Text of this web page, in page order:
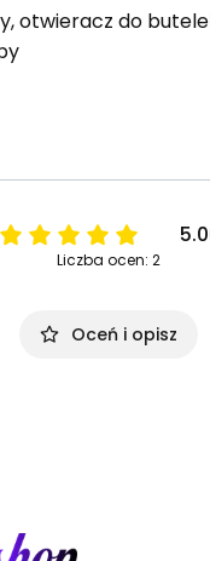
otwieracz do
Liczba ocen: 2
Oceń i opisz